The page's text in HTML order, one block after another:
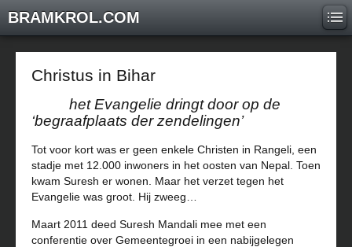
BRAMKROL.COM
Christus in Bihar
het Evangelie dringt door op de
‘begraafplaats der zendelingen’
Tot voor kort was er geen enkele Christen in Rangeli, een
stadje met 12.000 inwoners in het oosten van Nepal. Toen
kwam Suresh er wonen. Maar het verzet tegen het
Evangelie was groot. Hij zweeg…
Maart 2011 deed Suresh Mandali mee met een
conferentie over Gemeentegroei in een nabijgelegen